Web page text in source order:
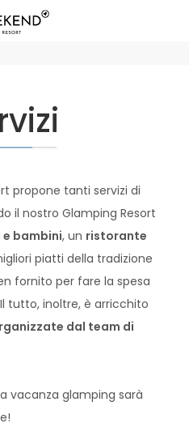
propone tanti servizi di
il nostro Glamping Resort
bambini, un ristorante
piatti della tradizione
fornito per fare la spesa
tutto, inoltre, è arricchito
dal team di
vacanza glamping sarà